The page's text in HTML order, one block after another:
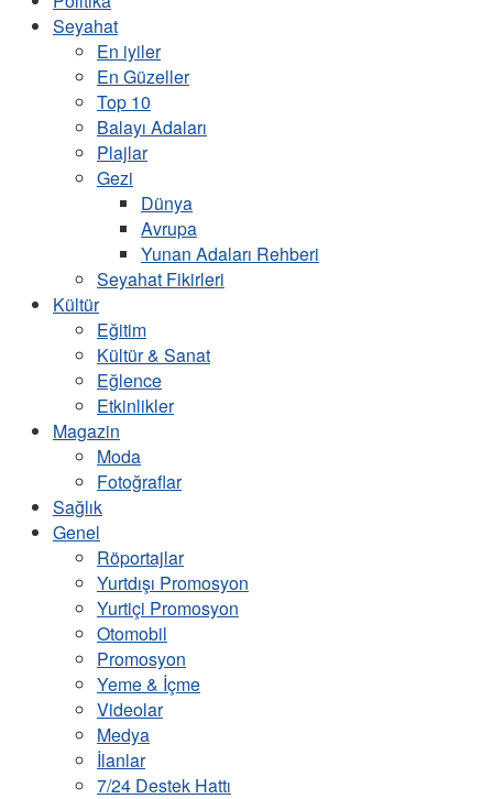
Seyahat
En iyiler
En Güzeller
Top 10
Balayı Adaları
Plajlar
Gezi
Dünya
Avrupa
Yunan Adaları Rehberi
Seyahat Fikirleri
Kültür
Eğitim
Kültür & Sanat
Eğlence
Etkinlikler
Magazin
Moda
Fotoğraflar
Sağlık
Genel
Röportajlar
Yurtdışı Promosyon
Yurtiçi Promosyon
Otomobil
Promosyon
Yeme & İçme
Videolar
Medya
İlanlar
7/24 Destek Hattı